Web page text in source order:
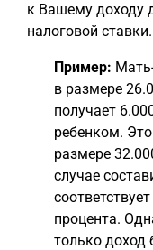
к Вашему доходу
налоговой ставки.
Пример:
в размере
получает
ребенком.
размере
случае
процента.
только доход